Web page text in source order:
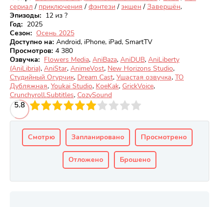
сериал / приключения / фэнтези / экшен / Завершён,
Эпизоды: 12 из ?
Год: 2025
Сезон: Осень 2025
Доступно на: Android, iPhone, iPad, SmartTV
Просмотров: 4 380
Озвучка: Flowers Media, AniBaza, AniDUB, AniLiberty
(AniLibria), AniStar, AnimeVost, New Horizons Studio,
Студийный Огурчик, Dream Cast, Ушастая озвучка, ТО
Дубляжная, Youkai Studio, KoeKak, GrickVoice,
Crunchyroll.Subtitles, CozySound
5.8
4 5 6 7 8 9 10
Смотрю Запланировано Просмотрено
Отложено Брошено